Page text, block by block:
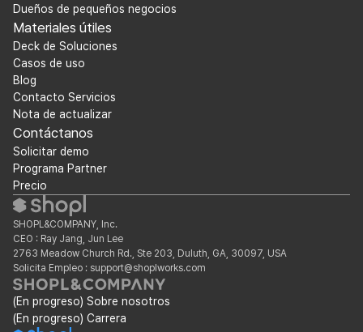
Dueños de pequeños negocios
Materiales útiles
Deck de Soluciones
Casos de uso
Blog
Contacto Servicios
Nota de actualizar
Contáctanos
Solicitar demo
Programa Partner
Precio
SHOPL&COMPANY, Inc.
CEO : Ray Jang, Jun Lee
2763 Meadow Church Rd., Ste 203, Duluth, GA, 30097, USA
Solicita Empleo : support@shoplworks.com
(En progreso) Sobre nosotros
(En progreso) Carrera